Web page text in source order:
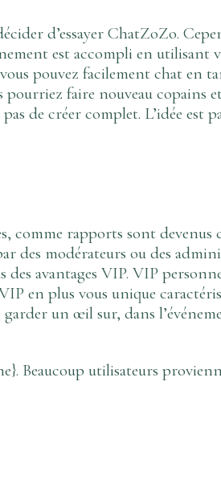
d’essayer ChatZoZo.
est accompli en
pouvez facilement chat en
faire nouveau copains
de créer complet. L’idée
rapports sont devenus
des modérateurs ou des
avantages VIP. VIP
en plus vous unique
un œil sur, dans
Beaucoup utilisateurs